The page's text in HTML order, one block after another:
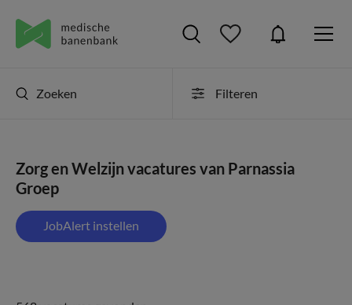
Zoeken Filteren
Zorg en Welzijn vacatures van Parnassia
Groep
JobAlert instellen